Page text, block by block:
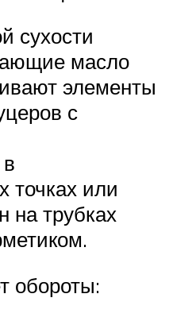
сухости
масло
элементы
с
точках или
на трубках
обороты: